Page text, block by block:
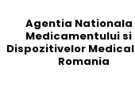
Agentia Nationala
Medicamentului si
Dispozitivelor
Romania